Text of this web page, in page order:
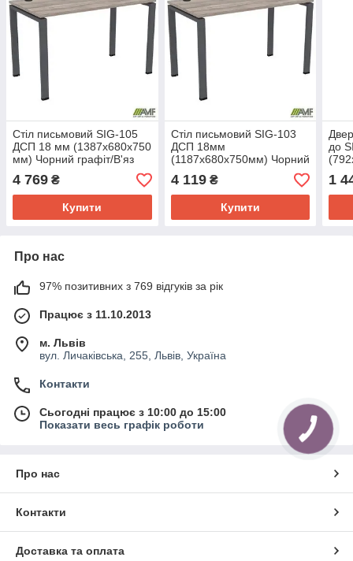
Стіл письмовий SIG-105
ДСП 18 мм (1387х680х750
мм) Чорний графіт/В'яз
Ліберті Димчастий
4 769 ₴
Купити
Стіл письмовий SIG-103
ДСП 18мм
(1187х680х750мм) Чорний
графіт/В'яз Ліберті
Димчастий
4 119₴
Купити
до
1
Про нас
97% позитивних з 769 відгуків за рік
Працює з 11.10.2013
м. Львів
вул. Личаківська, 255, Львів, Україна
Контакти
Сьогодні працює з 10:00 до 15:00
Показати весь графік роботи
Про нас
Контакти
Доставка та оплата